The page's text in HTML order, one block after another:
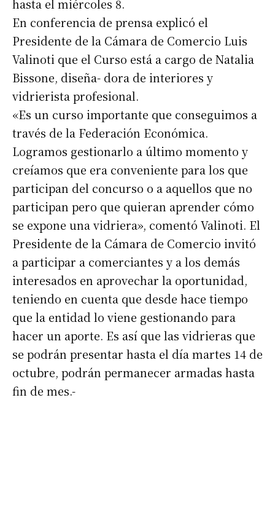
hasta el miércoles 8.
En conferencia de prensa explicó el
Presidente de la Cámara de Comercio Luis
Valinoti que el Curso está a cargo de Natalia
Bissone, diseña- dora de interiores y
vidrierista profesional.
«Es un curso importante que conseguimos a
través de la Federación Económica.
Logramos gestionarlo a último momento y
creíamos que era conveniente para los que
participan del concurso o a aquellos que no
participan pero que quieran aprender cómo
se expone una vidriera», comentó Valinoti. El
Presidente de la Cámara de Comercio invitó
a participar a comerciantes y a los demás
interesados en aprovechar la oportunidad,
teniendo en cuenta que desde hace tiempo
que la entidad lo viene gestionando para
hacer un aporte. Es así que las vidrieras que
se podrán presentar hasta el día martes 14 de
octubre, podrán permanecer armadas hasta
fin de mes.-